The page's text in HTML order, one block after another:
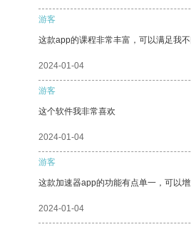
游客
这款app的课程非常丰富，可以满足我
2024-01-04
游客
这个软件我非常喜欢
2024-01-04
游客
这款加速器app的功能有点单一，可以
2024-01-04